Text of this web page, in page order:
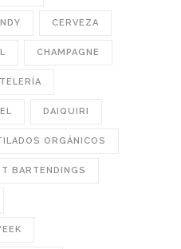
CERVEZA
CHAMPAGNE
DAIQUIRI
ORGÁNICOS
BARTENDINGS